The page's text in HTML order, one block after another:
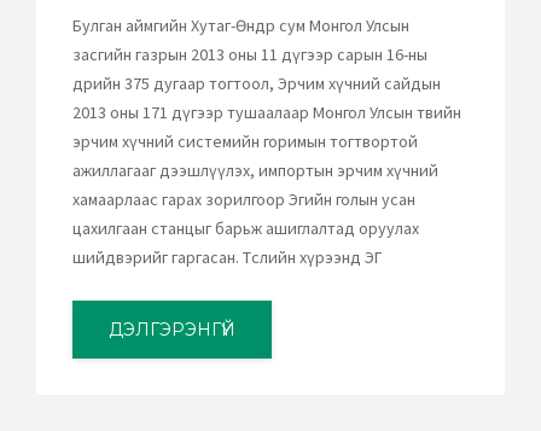
Булган аймгийн Хутаг-Өндөр сум Монгол Улсын
засгийн газрын 2013 оны 11 дүгээр сарын 16-ны
өдрийн 375 дугаар тогтоол, Эрчим хүчний сайдын
2013 оны 171 дүгээр тушаалаар Монгол Улсын төвийн
эрчим хүчний системийн горимын тогтвортой
ажиллагааг дээшлүүлэх, импортын эрчим хүчний
хамаарлаас гарах зорилгоор Эгийн голын усан
цахилгаан станцыг барьж ашиглалтад оруулах
шийдвэрийг гаргасан. Төслийн хүрээнд ЭГ
ДЭЛГЭРЭНГҮЙ